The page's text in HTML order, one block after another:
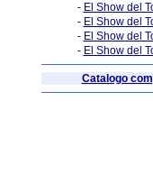
- El Show del
- El Show del
- El Show del
- El Show del
Catalogo